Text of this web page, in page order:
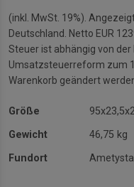
(inkl. MwSt. 19%).
Deutschland. Netto EUR
Steuer ist abhängig von der
Umsatzsteuerreform zum
Warenkorb geändert
Größe
Gewicht
46,75 kg
Fundort
Ametysta